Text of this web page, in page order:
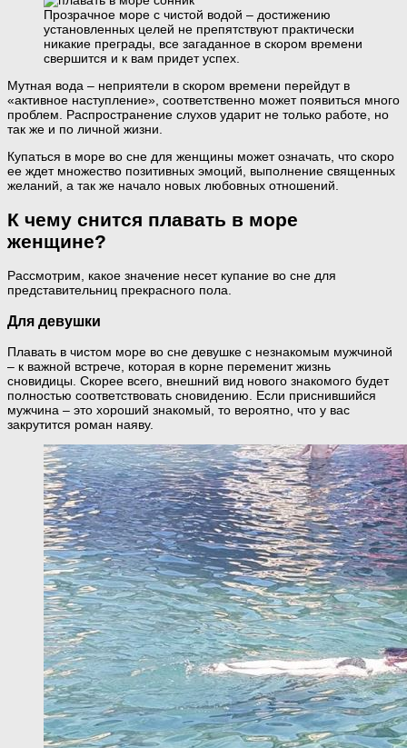
Прозрачное море с чистой водой – достижению
установленных целей не препятствуют практически
никакие преграды, все загаданное в скором времени
свершится и к вам придет успех.
Мутная вода – неприятели в скором времени перейдут в
«активное наступление», соответственно может появиться много
проблем. Распространение слухов ударит не только работе, но
так же и по личной жизни.
Купаться в море во сне для женщины может означать, что скоро
ее ждет множество позитивных эмоций, выполнение священных
желаний, а так же начало новых любовных отношений.
К чему снится плавать в море
женщине?
Рассмотрим, какое значение несет купание во сне для
представительниц прекрасного пола.
Для девушки
Плавать в чистом море во сне девушке с незнакомым мужчиной
– к важной встрече, которая в корне переменит жизнь
сновидицы. Скорее всего, внешний вид нового знакомого будет
полностью соответствовать сновидению. Если приснившийся
мужчина – это хороший знакомый, то вероятно, что у вас
закрутится роман наяву.